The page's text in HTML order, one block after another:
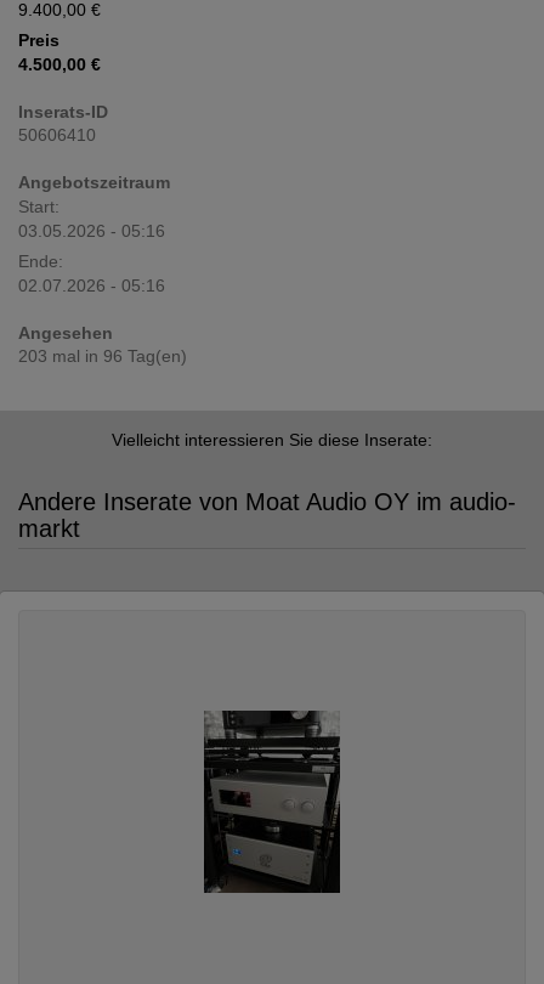
9.400,00 €
Preis
4.500,00 €
Inserats-ID
50606410
Angebotszeitraum
Start:
03.05.2026 - 05:16
Ende:
02.07.2026 - 05:16
Angesehen
203 mal in 96 Tag(en)
Vielleicht interessieren Sie diese Inserate:
Andere Inserate von Moat Audio OY im audio-
markt